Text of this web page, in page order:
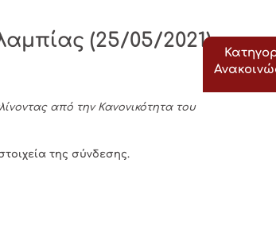
(25/05/2021)
από την Κανονικότητα του
της σύνδεσης.